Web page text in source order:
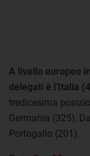
A livello europeo
delegati è l’Italia
tredicesima
Germania (325),
Portogallo (201).